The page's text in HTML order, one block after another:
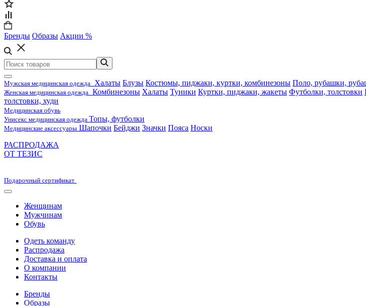
Бренды Образы Акции %
Мужская медицинская одежда Халаты Блузы Костюмы, пиджаки, куртки, комбинезоны Поло, рубашки,
Женская медицинская одежда Комбинезоны Халаты Туники Куртки, пиджаки, жакеты Футболки, толстовки
толстовки, худи
Медицинская обувь
Унисекс медицинская одежда Топы, футболки
Медицинские аксессуары Шапочки Бейджи Значки Пояса Носки
РАСПРОДАЖА
ОТ ТЕЗИС
Подарочный сертификат
Женщинам
Мужчинам
Обувь
Одеть команду
Распродажа
Доставка и оплата
О компании
Контакты
Бренды
Образы